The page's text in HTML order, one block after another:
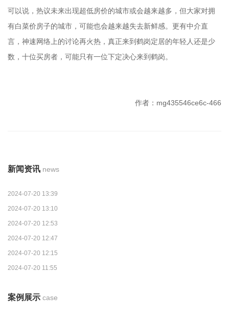
可以说，热议未来出现超低房价的城市或会越来越多，但大家对拥
有白菜价房子的城市，可能也会越来越失去新鲜感。更有中介直
言，神速网络上的讨论再火热，真正来到鹤岗定居的年轻人还是少
数，十位买房者，可能只有一位下定决心来到鹤岗。
作者：mg435546ce6c-466
新闻资讯 news
2024-07-20 13:39
2024-07-20 13:10
2024-07-20 12:53
2024-07-20 12:47
2024-07-20 12:15
2024-07-20 11:55
案例展示 case